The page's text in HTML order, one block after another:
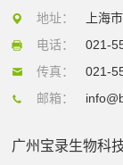
地址：
上海
电话：
021-
传真：
021-
邮箱：
广州宝录生物科